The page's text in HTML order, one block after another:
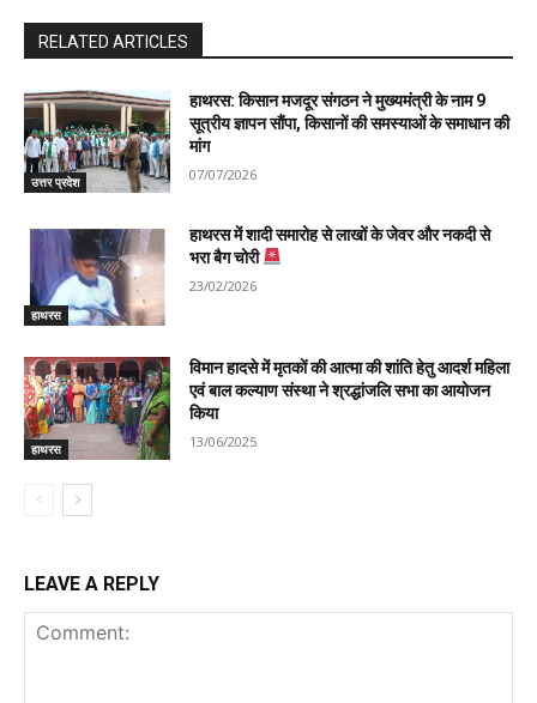
RELATED ARTICLES
उत्तर प्रदेश
हाथरस: किसान मजदूर संगठन ने मुख्यमंत्री के नाम 9
सूत्रीय ज्ञापन सौंपा, किसानों की समस्याओं के समाधान की
मांग
07/07/2026
हाथरस
हाथरस में शादी समारोह से लाखों के जेवर और नकदी से
भरा बैग चोरी
23/02/2026
हाथरस
विमान हादसे में मृतकों की आत्मा की शांति हेतु आदर्श महिला
एवं बाल कल्याण संस्था ने श्रद्धांजलि सभा का आयोजन
किया
13/06/2025
LEAVE A REPLY